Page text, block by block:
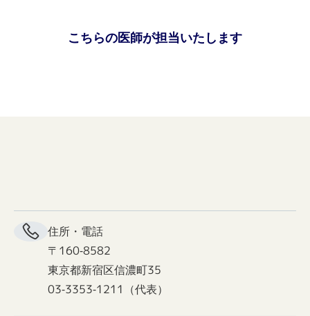
こちらの医師が担当いたします
住所・電話
〒160-8582
東京都新宿区信濃町35
03-3353-1211（代表）